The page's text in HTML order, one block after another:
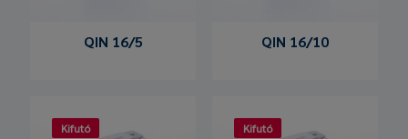
QIN 16/5 QIN 16/10
Kifutó Kifutó